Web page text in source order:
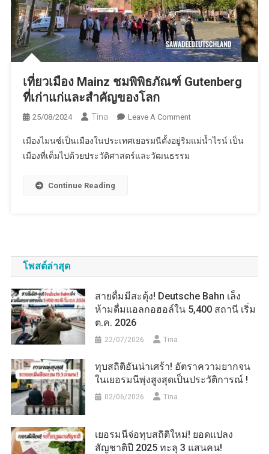
เที่ยวเมือง Mainz ชมพิพิธภัณฑ์ Gutenberg
ที่เก่าแก่และสำคัญของโลก
25/08/2024 Tina Leave A CommentOn
เมือง
และ
โลก
เมืองไมนซ์เป็นเมืองในประเทศเยอรมนีตั้งอยู่ริมแม่น้ำไรน์ เป็น
เมืองที่เต็มไปด้วยประวัติศาสตร์และวัฒนธรรม
Continue Reading
โพสต์ล่าสุด
สายดื่มมีสะดุ้ง! Deutsche Bahn เล็ง
ห้ามดื่มแอลกอฮอล์ใน 5,400 สถานี เริ่ม
ต.ค. 2026
22/07/2026 Tina
ทุบสถิติอันน่าเศร้า! อัตราความยากจน
ในเยอรมนีพุ่งสูงสุดเป็นประวัติการณ์ !
02/06/2026 Tina
เยอรมนีจ่อทุบสถิติใหม่! ยอดแปลง
สัญชาติปี 2025 ทะลุ 3 แสนคน!